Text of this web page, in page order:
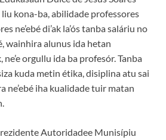
kona-ba, abilidade professores
ne’ebé di’ak la’ós tanba saláriu no
wainhira alunus ida hetan
ne’e orgullu ida ba profesór. Tanba
kuda metin étika, disiplina atu sai
ne’ebé iha kualidade tuir matan
Autoridadee Munisípiu